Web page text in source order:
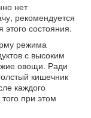
нет
рекомендуется
состояния.
режима
с высоким
овощи. Ради
кишечник
каждого
при этом